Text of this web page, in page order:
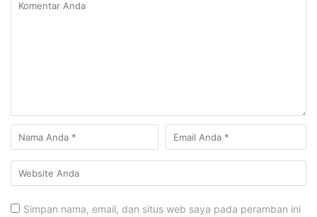
Simpan nama, email, dan situs web saya pada peramban ini